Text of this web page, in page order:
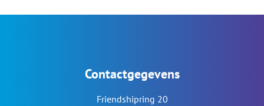
Contactgegevens
Friendshipring 20